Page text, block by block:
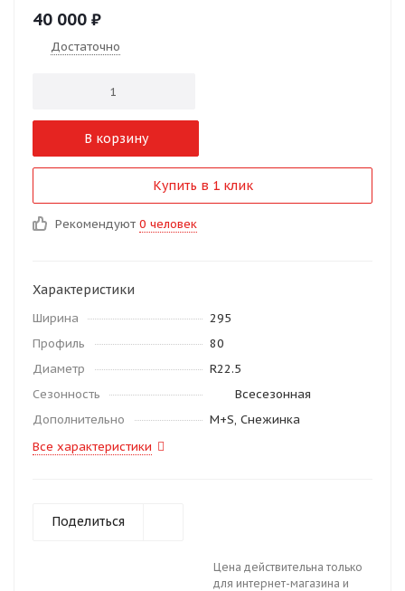
40 000 ₽
Достаточно
В корзину
Купить в 1 клик
Рекомендуют 0 человек
Характеристики
Ширина
295
Профиль
80
Диаметр
R22.5
Сезонность
Всесезонная
Дополнительно
M+S, Снежинка
Все характеристики
Поделиться
Цена действительна только
для интернет-магазина и